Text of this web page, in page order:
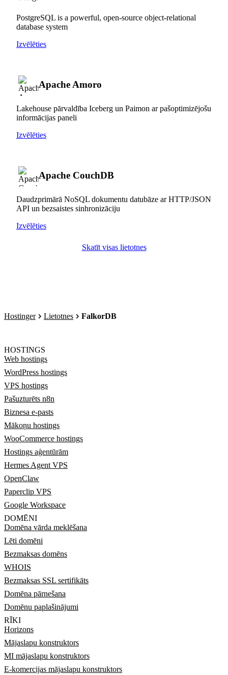
PostgreSQL is a powerful, open-source object-relational
database system
Izvēlēties
Apache Amoro
Lakehouse pārvaldība Iceberg un Paimon ar pašoptimizējošu
informācijas paneli
Izvēlēties
Apache CouchDB
Daudzprimārā NoSQL dokumentu datubāze ar HTTP/JSON
API un bezsaistes sinhronizāciju
Izvēlēties
Skatīt visas lietotnes
Hostinger Lietotnes FalkorDB
HOSTINGS
Web hostings
WordPress hostings
VPS hostings
Pašuzturēts n8n
Biznesa e-pasts
Mākoņu hostings
WooCommerce hostings
Hostings aģentūrām
Hermes Agent VPS
OpenClaw
Paperclip VPS
Google Workspace
DOMĒNI
Domēna vārda meklēšana
Lēti domēni
Bezmaksas domēns
WHOIS
Bezmaksas SSL sertifikāts
Domēna pārnešana
Domēnu paplašinājumi
RĪKI
Horizons
Mājaslapu konstruktors
MI mājaslapu konstruktors
E-komercijas mājaslapu konstruktors